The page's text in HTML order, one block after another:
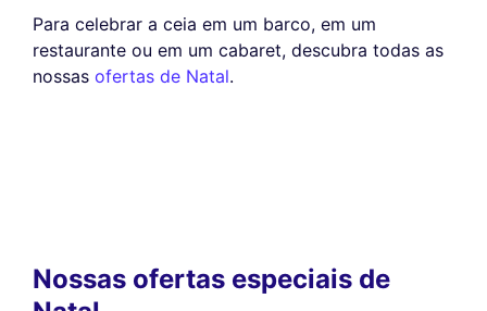
Para celebrar a ceia em um barco, em um
restaurante ou em um cabaret, descubra todas as
nossas ofertas de Natal.
Nossas ofertas especiais de